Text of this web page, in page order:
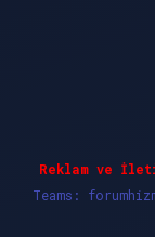
Reklam ve
Teams: